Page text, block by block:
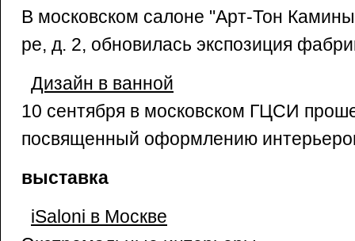
В московском салоне "Арт-Тон
ре, д. 2, обновилась экспозиция
Дизайн в ванной
10 сентября в московском ГЦСИ
посвященный оформлению
выставка
iSaloni в Москве